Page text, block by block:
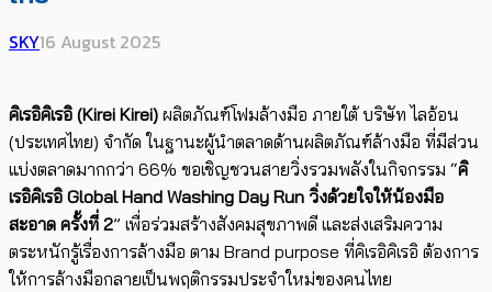
SKY16 August 2025
คิเรอิคิเรอิ (Kirei Kirei) ผลิตภัณฑ์โฟมล้างมือ ภายใต้ บริษัท ไลอ้อน
(ประเทศไทย) จำกัด ในฐานะผู้นำตลาดด้านผลิตภัณฑ์ล้างมือ ที่มีส่วน
แบ่งตลาดมากกว่า 66% ขอเชิญชวนสายวิ่งรวมพลังในกิจกรรม “คิ
เรอิคิเรอิ Global Hand Washing Day Run วิ่งด้วยใจให้น้องมือ
สะอาด ครั้งที่ 2” เพื่อร่วมสร้างสังคมสุขภาพดี และส่งเสริมความ
ตระหนักรู้เรื่องการล้างมือ ตาม Brand purpose ที่คิเรอิคิเรอิ ต้องการ
ให้การล้างมือกลายเป็นพฤติกรรมประจำใหม่ของคนไทย